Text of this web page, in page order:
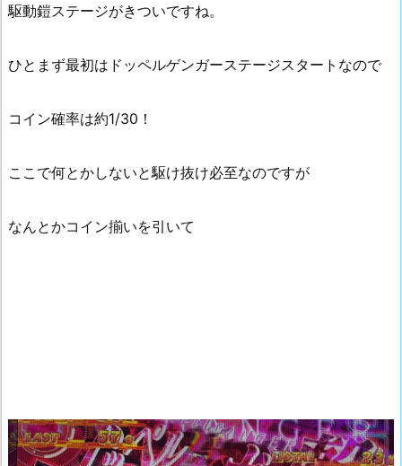
駆動鎧ステージがきついですね。
ひとまず最初はドッペルゲンガーステージスタートなので
コイン確率は約1/30！
ここで何とかしないと駆け抜け必至なのですが
なんとかコイン揃いを引いて